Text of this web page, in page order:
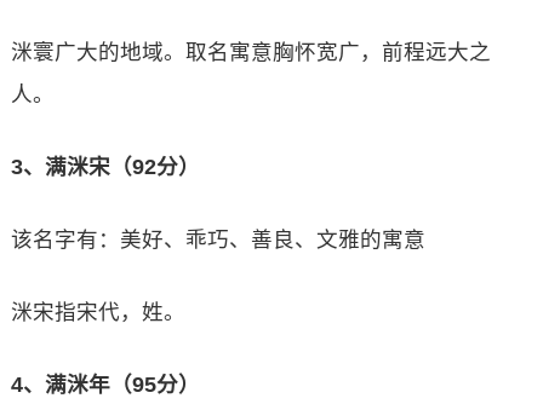
洣寰广大的地域。取名寓意胸怀宽广，前程远大之
人。
3、满洣宋（92分）
该名字有：美好、乖巧、善良、文雅的寓意
洣宋指宋代，姓。
4、满洣年（95分）